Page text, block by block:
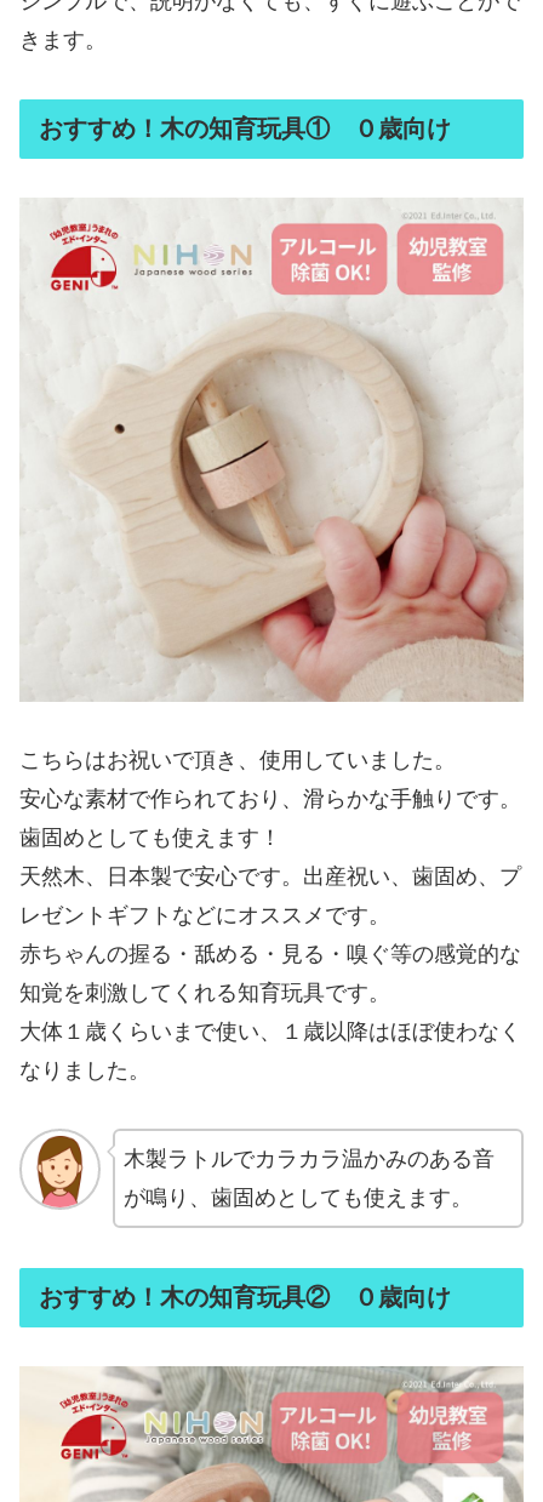
きます。
おすすめ！木の知育玩具① ０歳向け
こちらはお祝いで頂き、使用していました。
安心な素材で作られており、滑らかな手触りです。
歯固めとしても使えます！
天然木、日本製で安心です。出産祝い、歯固め、プ
レゼントギフトなどにオススメです。
赤ちゃんの握る・舐める・見る・嗅ぐ等の感覚的な
知覚を刺激してくれる知育玩具です。
大体１歳くらいまで使い、１歳以降はほぼ使わなく
なりました。
木製ラトルでカラカラ温かみのある音
が鳴り、歯固めとしても使えます。
おすすめ！木の知育玩具② ０歳向け